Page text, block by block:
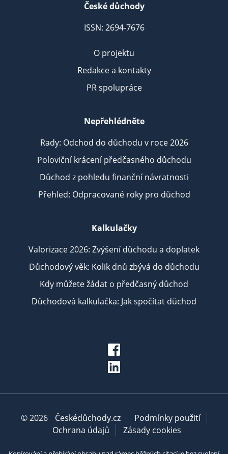
České důchody
ISSN: 2694-7676
O projektu
Redakce a kontakty
PR spolupráce
Nepřehlédněte
Rady: Odchod do důchodu v roce 2026
Poloviční krácení předčasného důchodu
Důchod z pohledu finanční návratnosti
Přehled: Odpracované roky pro důchod
Kalkulačky
Valorizace 2026: Zvýšení důchodu a doplatek
Důchodový věk: Kolik dnů zbývá do důchodu
Kdy můžete žádat o předčasný důchod
Důchodová kalkulačka: Jak spočítat důchod
© 2026 Českédůchody.cz
Podmínky použití
Ochrana údajů
Zásady cookies